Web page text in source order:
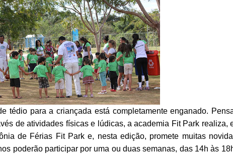
tédio para a criançada está completamente enganado.
de atividades físicas e lúdicas, a academia Fit Park realiza,
de Férias Fit Park e, nesta edição, promete muitas
poderão participar por uma ou duas semanas, das 14h às